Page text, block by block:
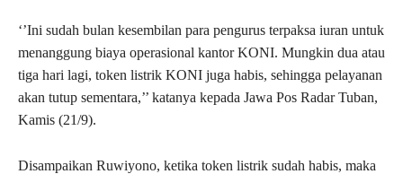
‘’Ini sudah bulan kesembilan para pengurus terpaksa iuran untuk
menanggung biaya operasional kantor KONI. Mungkin dua atau
tiga hari lagi, token listrik KONI juga habis, sehingga pelayanan
akan tutup sementara,’’ katanya kepada Jawa Pos Radar Tuban,
Kamis (21/9).
Disampaikan Ruwiyono, ketika token listrik sudah habis, maka